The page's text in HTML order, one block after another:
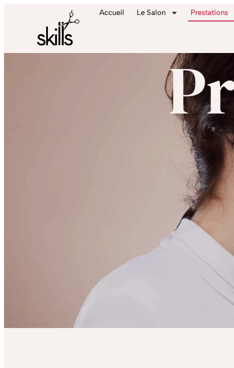
Accueil Le Salon Prestations